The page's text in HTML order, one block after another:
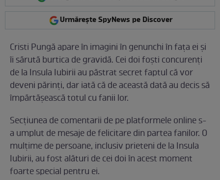
Urmărește SpyNews pe Discover
Cristi Pungă apare în imagini în genunchi în fața ei și
îi sărută burtica de gravidă. Cei doi foști concurenți
de la Insula Iubirii au păstrat secret faptul că vor
deveni părinți, dar iată că de această dată au decis să
împărtășească totul cu fanii lor.
Secțiunea de comentarii de pe platformele online s-
a umplut de mesaje de felicitare din partea fanilor. O
mulțime de persoane, inclusiv prieteni de la Insula
Iubirii, au fost alături de cei doi în acest moment
foarte special pentru ei.